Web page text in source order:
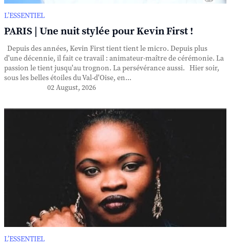
L’ESSENTIEL
PARIS | Une nuit stylée pour Kevin First !
Depuis des années, Kevin First tient tient le micro. Depuis plus
d'une décennie, il fait ce travail : animateur-maître de cérémonie. La
passion le tient jusqu'au trognon. La persévérance aussi. Hier soir,
sous les belles étoiles du Val-d'Oise, en...
02 August, 2026
L’ESSENTIEL